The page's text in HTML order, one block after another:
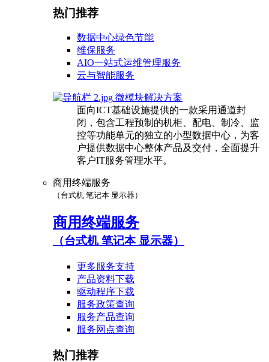
热门推荐
数据中心绿色节能
维保服务
AIO一站式运维管理服务
云与智能服务
微模块解决方案
面向ICT基础设施提供的一款采用通道封
闭，包含工程预制的机柜、配电、制冷、监
控等功能单元的独立的小型数据中心，为客
户提供数据中心整体产品及交付，全面提升
客户IT服务管理水平。
商用终端服务
（台式机 笔记本 显示器）
商用终端服务
（台式机 笔记本 显示器）
更多服务支持
产品资料下载
驱动程序下载
服务政策查询
服务产品查询
服务网点查询
热门推荐